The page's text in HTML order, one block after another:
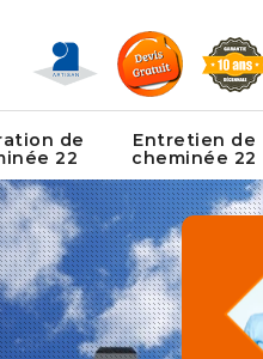
de
22
Entretien de
cheminée 22